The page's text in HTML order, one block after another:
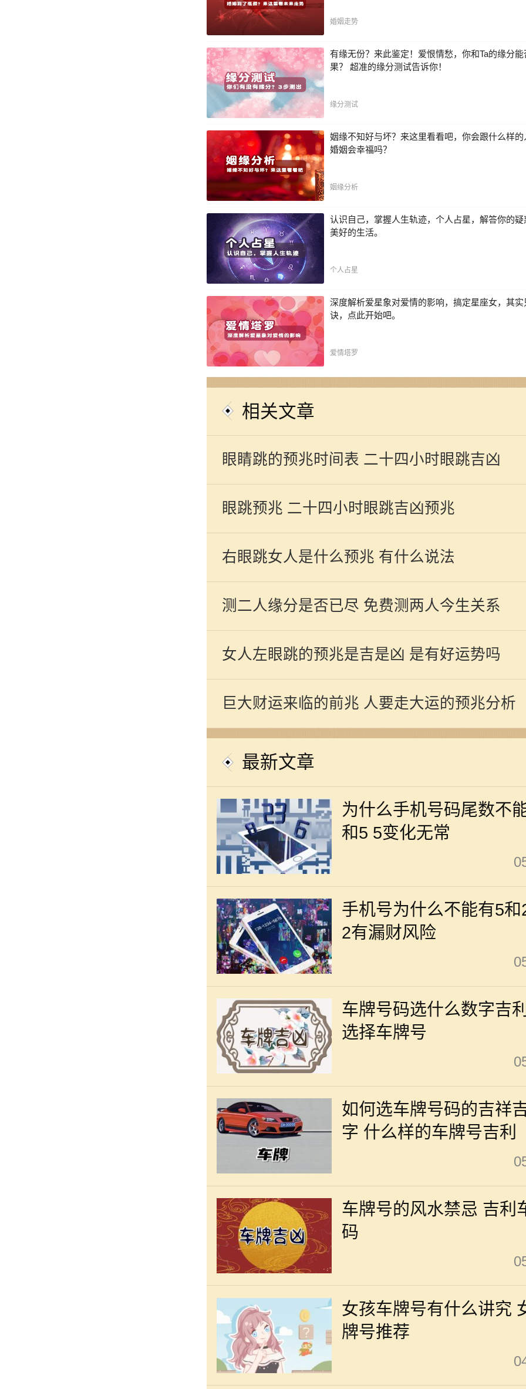
婚姻走势
有缘无份？来此鉴定！爱恨情愁，你和Ta的缘分
果？ 超准的缘分测试告诉你！
缘分测试
姻缘不知好与坏？来这里看看吧，你会跟什么样的
婚姻会幸福吗？
姻缘分析
认识自己，掌握人生轨迹，个人占星，解答你的疑
美好的生活。
个人占星
深度解析爱星象对爱情的影响，搞定星座女，其
诀，点此开始吧。
爱情塔罗
相关文章
眼睛跳的预兆时间表 二十四小时眼跳吉凶
眼跳预兆 二十四小时眼跳吉凶预兆
右眼跳女人是什么预兆 有什么说法
测二人缘分是否已尽 免费测两人今生关系
女人左眼跳的预兆是吉是凶 是有好运势吗
巨大财运来临的前兆 人要走大运的预兆分析
最新文章
为什么手机号码尾数不
和5 5变化无常
手机号为什么不能有5和
2有漏财风险
车牌号码选什么数字吉
选择车牌号
如何选车牌号码的吉祥
字 什么样的车牌号吉利
车牌号的风水禁忌 吉利
码
女孩车牌号有什么讲究
牌号推荐